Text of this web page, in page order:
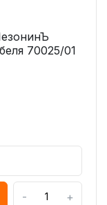
70025/01
- +